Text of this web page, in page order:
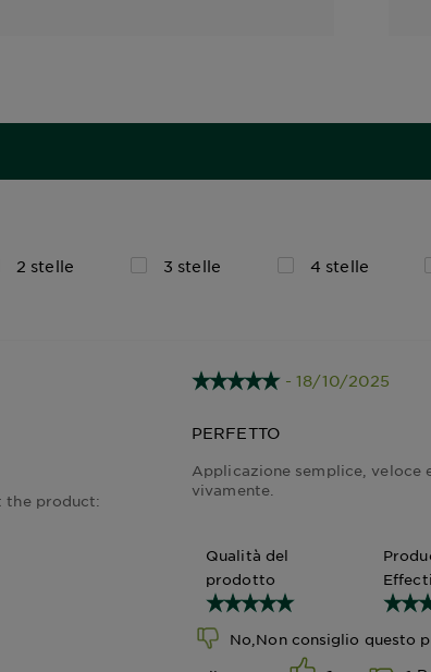
2 stelle 3 stelle 4 stelle
the product:
- 18/10/2025
PERFETTO
Applicazione semplice, veloce
vivamente.
Qualità del
prodotto
No,Non consiglio questo